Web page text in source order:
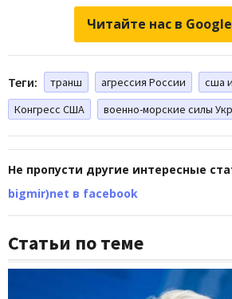
Читайте нас в
Теги: транш агрессия России
сша
Конгресс США
военно-морские силы
Не пропусти другие интересные
bigmir)net в facebook
Статьи по теме